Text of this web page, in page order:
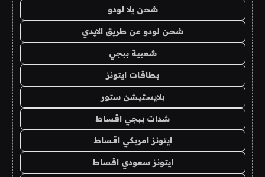
شحن يلا لودو
شحن لودو عن طريق الايدي
شعبية ببجي
بطاقات ايتونز
بلايستيشن ستور
شدات ببجي اقساط
ايتونز امريكي اقساط
ايتونز سعودي اقساط